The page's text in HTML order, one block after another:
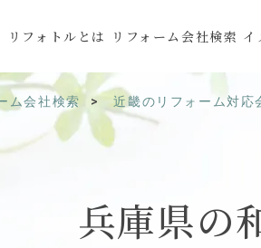
リフォトルとは リフォーム会社検索 イ
ム会社検索 近畿のリフォーム対応
兵庫県の